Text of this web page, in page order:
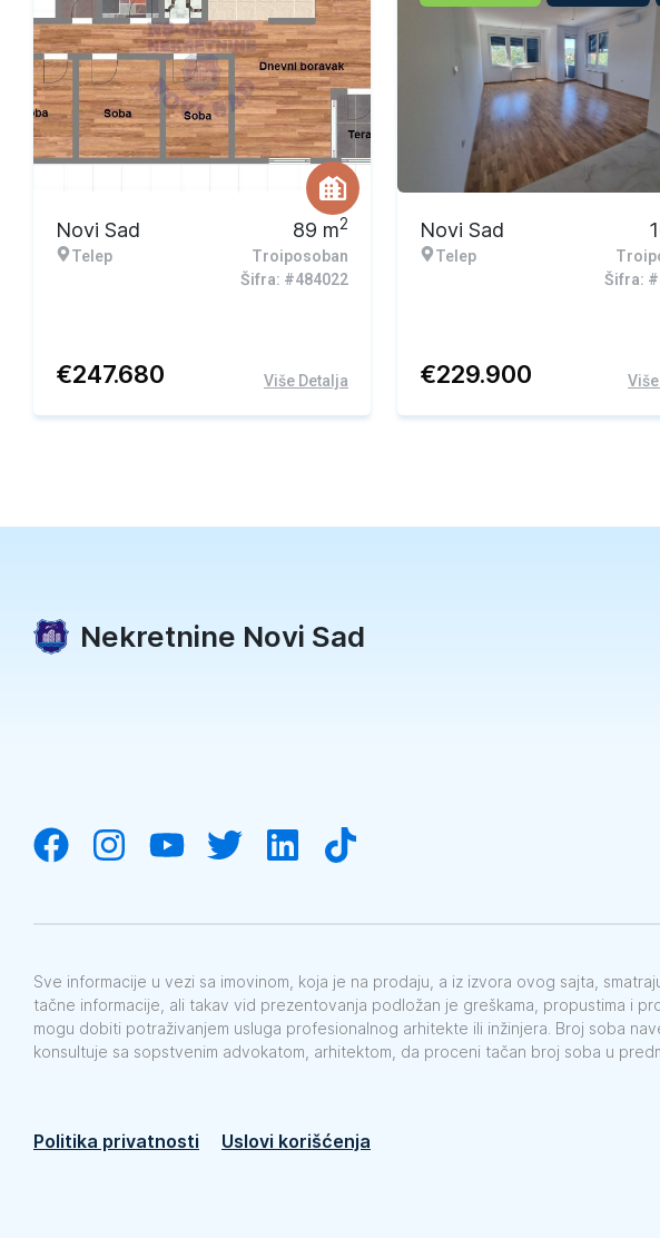
Novi Sad
Telep
89 m2
Troiposoban
Šifra: #484022
€247.680 Više Detalja
Novi Sad
Telep
Šifra:
€229.900
Nekretnine Novi Sad
Sve informacije u vezi sa imovinom, koja je na prodaju, a iz izvora ovog sajta,
tačne informacije, ali takav vid prezentovanja podložan je greškama, propustima i
mogu dobiti potraživanjem usluga profesionalnog arhitekte ili inžinjera. Broj soba
konsultuje sa sopstvenim advokatom, arhitektom, da proceni tačan broj soba u
Politika privatnosti Uslovi korišćenja